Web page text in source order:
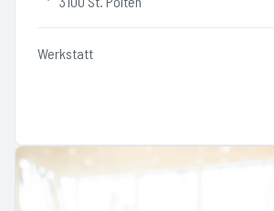
Werkstatt